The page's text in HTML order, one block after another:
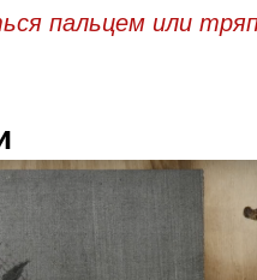
пальцем или